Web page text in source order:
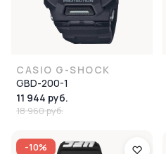
CASIO G-SHOCK
GBD-200-1
11 944 руб.
18 960 руб.
-10%